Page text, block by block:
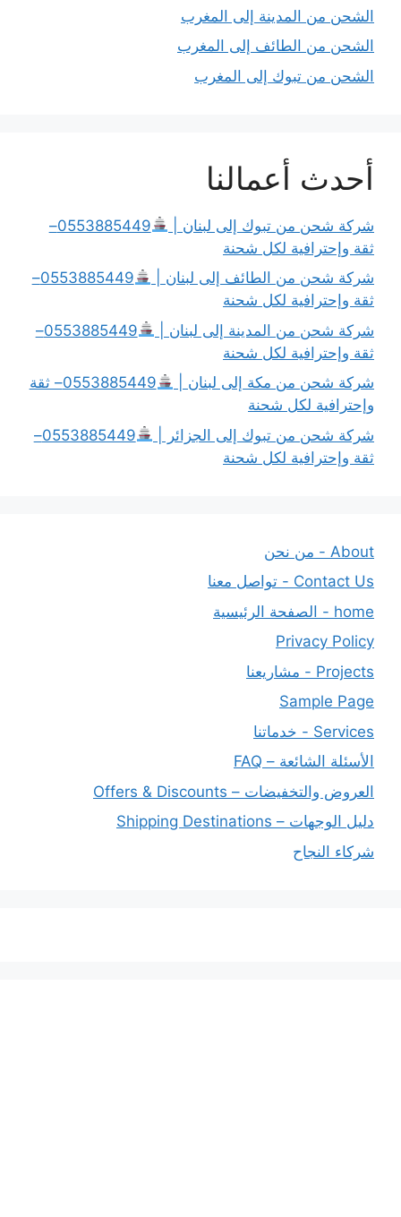
الشحن من المدينة إلى المغرب
الشحن من الطائف إلى المغرب
الشحن من تبوك إلى المغرب
أحدث أعمالنا
شركة شحن من تبوك إلى لبنان |
0553885449–
ثقة وإحترافية لكل شحنة
شركة شحن من الطائف إلى لبنان |
0553885449–
ثقة وإحترافية لكل شحنة
شركة شحن من المدينة إلى لبنان |
0553885449–
ثقة وإحترافية لكل شحنة
شركة شحن من مكة إلى لبنان |
0553885449– ثقة
وإحترافية لكل شحنة
شركة شحن من تبوك إلى الجزائر |
0553885449–
ثقة وإحترافية لكل شحنة
About - من نحن
Contact Us - تواصل معنا
home - الصفحة الرئيسية
Privacy Policy
Projects - مشاريعنا
Sample Page
Services - خدماتنا
الأسئلة الشائعة – FAQ
العروض والتخفيضات – Offers & Discounts
دليل الوجهات – Shipping Destinations
شركاء النجاح